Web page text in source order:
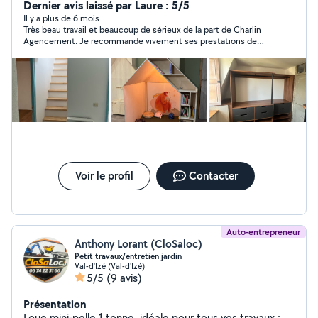
EXTÉRIEUR CUISINE, SALLE DE BAIN, BUREAU,
PARQUET... TERRASSE, PERGOLAS, ABRIS...
Dernier avis laissé par Laure : 5/5
Il y a plus de 6 mois
Très beau travail et beaucoup de sérieux de la part de Charlin
Agencement. Je recommande vivement ses prestations de
Voir le profil Contacter
Auto-entrepreneur
Anthony Lorant (CloSaloc)
Petit travaux/entretien jardin
Val-d'Izé (Val-d'Izé)
5/5 (9 avis)
Présentation